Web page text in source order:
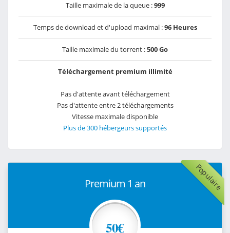
Taille maximale de la queue :999
Temps de download et d'upload maximal :96 Heures
Taille maximale du torrent :500 Go
Téléchargement premium illimité
Pas d'attente avant téléchargement
Pas d'attente entre 2 téléchargements
Vitesse maximale disponible
Plus de 300 hébergeurs supportés
Populaire
Premium 1 an
50€